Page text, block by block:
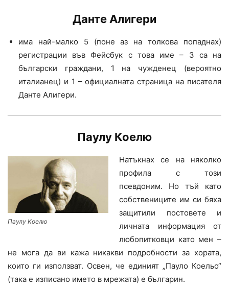
Данте Алигери
има най-малко 5 (поне аз на толкова попаднах)
регистрации във Фейсбук с това име – 3 са на
български граждани, 1 на чужденец (вероятно
италианец) и 1 – официалната страница на писателя
Данте Алигери.
Паулу Коелю
Паулу Коелю
Натъкнах се на няколко
профила с този
псевдоним. Но тъй като
собствениците им си бяха
защитили постовете и
личната информация от
любопитковци като мен –
не мога да ви кажа никакви подробности за хората,
които ги използват. Освен, че единият „Пауло Коельо“
(така е изписано името в мрежата) е българин.